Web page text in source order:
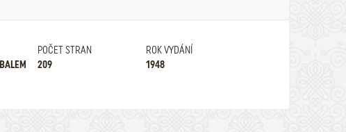
POČET STRAN
209
ROK VYDÁNÍ
1948